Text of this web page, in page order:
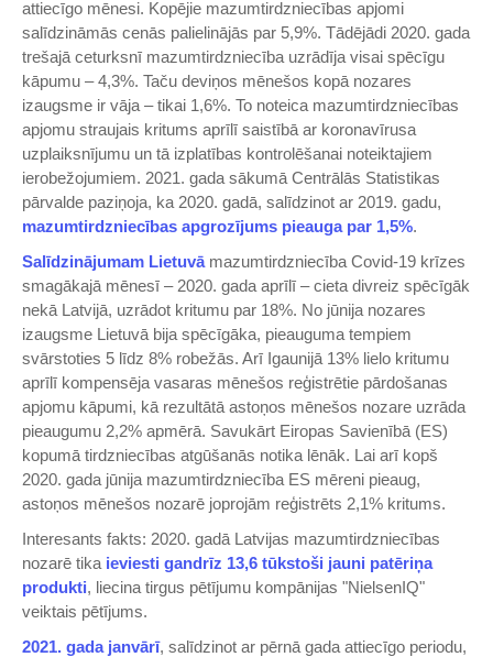
attiecīgo mēnesi. Kopējie mazumtirdzniecības apjomi
salīdzināmās cenās palielinājās par 5,9%. Tādējādi 2020. gada
trešajā ceturksnī mazumtirdzniecība uzrādīja visai spēcīgu
kāpumu – 4,3%. Taču deviņos mēnešos kopā nozares
izaugsme ir vāja – tikai 1,6%. To noteica mazumtirdzniecības
apjomu straujais kritums aprīlī saistībā ar koronavīrusa
uzplaiksnījumu un tā izplatības kontrolēšanai noteiktajiem
ierobežojumiem. 2021. gada sākumā Centrālās Statistikas
pārvalde paziņoja, ka 2020. gadā, salīdzinot ar 2019. gadu,
mazumtirdzniecības apgrozījums pieauga par 1,5%.
Salīdzinājumam Lietuvāmazumtirdzniecība Covid-19 krīzes
smagākajā mēnesī – 2020. gada aprīlī – cieta divreiz spēcīgāk
nekā Latvijā, uzrādot kritumu par 18%. No jūnija nozares
izaugsme Lietuvā bija spēcīgāka, pieauguma tempiem
svārstoties 5 līdz 8% robežās. Arī Igaunijā 13% lielo kritumu
aprīlī kompensēja vasaras mēnešos reģistrētie pārdošanas
apjomu kāpumi, kā rezultātā astoņos mēnešos nozare uzrāda
pieaugumu 2,2% apmērā. Savukārt Eiropas Savienībā (ES)
kopumā tirdzniecības atgūšanās notika lēnāk. Lai arī kopš
2020. gada jūnija mazumtirdzniecība ES mēreni pieaug,
astoņos mēnešos nozarē joprojām reģistrēts 2,1% kritums.
Interesants fakts: 2020. gadā Latvijas mazumtirdzniecības
nozarē tika ieviesti gandrīz 13,6 tūkstoši jauni patēriņa
produkti, liecina tirgus pētījumu kompānijas "NielsenIQ"
veiktais pētījums.
2021. gada janvārī, salīdzinot ar pērnā gada attiecīgo periodu,